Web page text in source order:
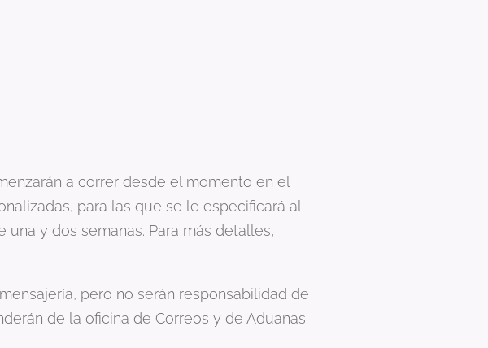
a correr desde el momento en el
para las que se le especificará al
y dos semanas. Para más detalles,
pero no serán responsabilidad de
de la oficina de Correos y de Aduanas.